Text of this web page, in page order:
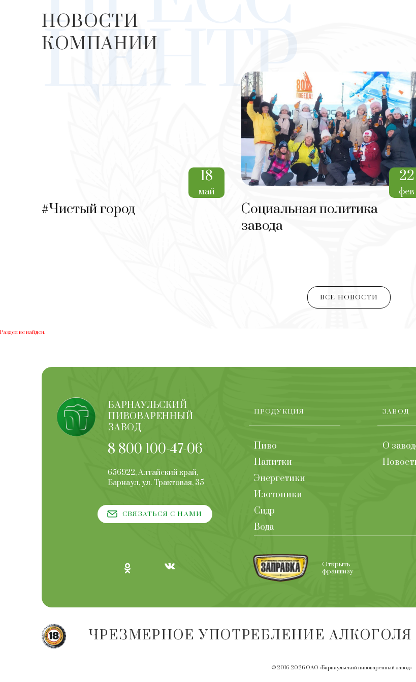
ЦЕНТР
НОВОСТИ
КОМПАНИИ
18
май
#Чистый город
22
фев
Социальная политика
завода
ВСЕ НОВОСТИ
Раздел не найден.
БАРНАУЛЬСКИЙ
ПИВОВАРЕННЫЙ
ЗАВОД
8 800 100-47-06
656922, Алтайский край,
Барнаул, ул. Трактовая, 35
СВЯЗАТЬСЯ С НАМИ
ПРОДУКЦИЯ
Пиво
Напитки
Энергетики
Изотоники
Сидр
Вода
ЗАВОД
О
Открыть
франшизу
ЧРЕЗМЕРНОЕ УПОТРЕБЛЕНИЕ
© 2016-2026 ОАО «Барнаульский пивоваренный завод»